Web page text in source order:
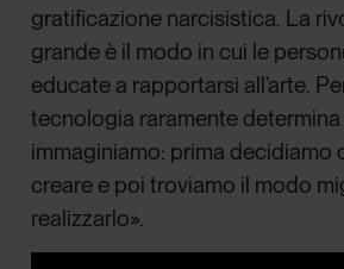
gratificazione narcisistica. La
grande è il modo in cui le
educate a rapportarsi all’arte.
tecnologia raramente
immaginiamo: prima decidiamo
creare e poi troviamo il modo
realizzarlo».